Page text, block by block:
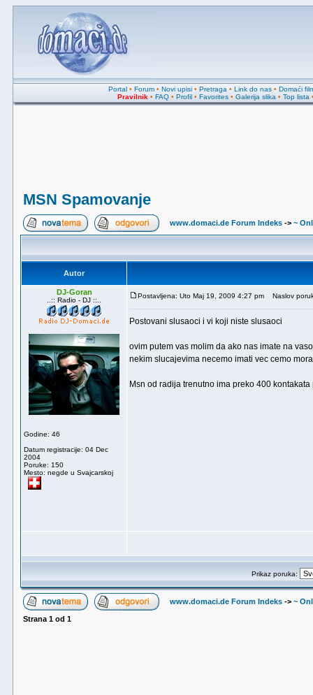
Portal• Forum• Novi upisi• Pretraga • Link do nas• Domaći
Pravilnik • FAQ • Profil • Favorites • Galerija slika • Top lista
MSN Spamovanje
www.domaci.de Forum Indeks -> ~
Autor
DJ-Goran
..:: Radio - DJ ::..
Godine: 46
Datum registracije: 04 Dec
2004
Poruke: 150
Mesto: negde u Svajcarskoj
Postavljena: Uto Maj 19, 2009 4:27 pm Naslov
Postovani slusaoci i vi koji niste slusaoci
ovim putem vas molim da ako nas imate na
nekim slucajevima necemo imati vec cemo
Msn od radija trenutno ima preko 400
Prikaz poruka:
www.domaci.de Forum Indeks -> ~
Strana 1 od 1